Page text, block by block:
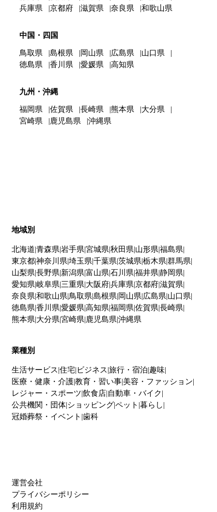
兵庫県
京都府 滋賀県 奈良県 和歌山県
中国・四国
鳥取県 島根県 岡山県 広島県
山口県
徳島県
香川県 愛媛県 高知県
九州・沖縄
福岡県 佐賀県 長崎県 熊本県
大分県
宮崎県
鹿児島県 沖縄県
地域別
北海道 青森県 岩手県 宮城県 秋田県 山形県 福島県
東京都神奈川県 埼玉県 千葉県 茨城県 栃木県 群馬県
山梨県 長野県 新潟県 富山県 石川県 福井県 静岡県
愛知県 岐阜県 三重県 大阪府兵庫県 京都府滋賀県
奈良県 和歌山県 鳥取県 島根県 岡山県 広島県 山口県
徳島県 香川県 愛媛県 高知県 福岡県 佐賀県 長崎県
熊本県 大分県 宮崎県 鹿児島県 沖縄県
業種別
生活サービス 住宅 ビジネス 旅行・宿泊 趣味
医療・健康・介護教育・習い事 美容・ファッション
レジャー・スポーツ 飲食店 自動車・バイク
公共機関・団体 ショッピングペット 暮らし
冠婚葬祭・イベント 歯科
運営会社
プライバシーポリシー
利用規約